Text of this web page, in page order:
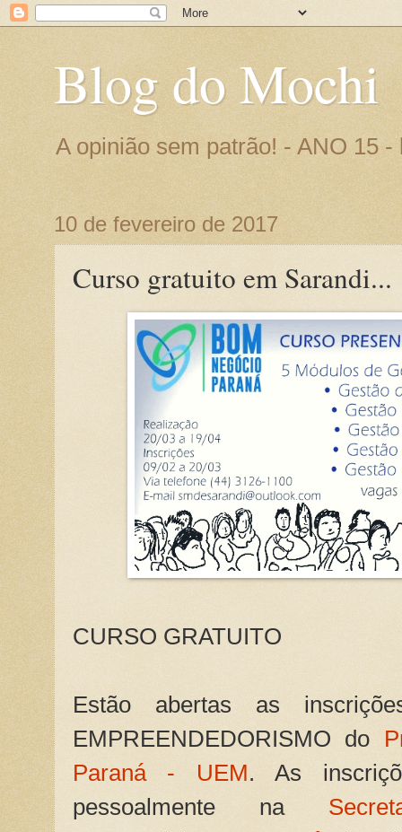
Blog do Mochi
A opinião sem patrão! - ANO 15
10 de fevereiro de 2017
Curso gratuito em Sarandi...
CURSO GRATUITO
Estão abertas as
EMPREENDEDORISMO do
Paraná - UEM. As
pessoalmente na